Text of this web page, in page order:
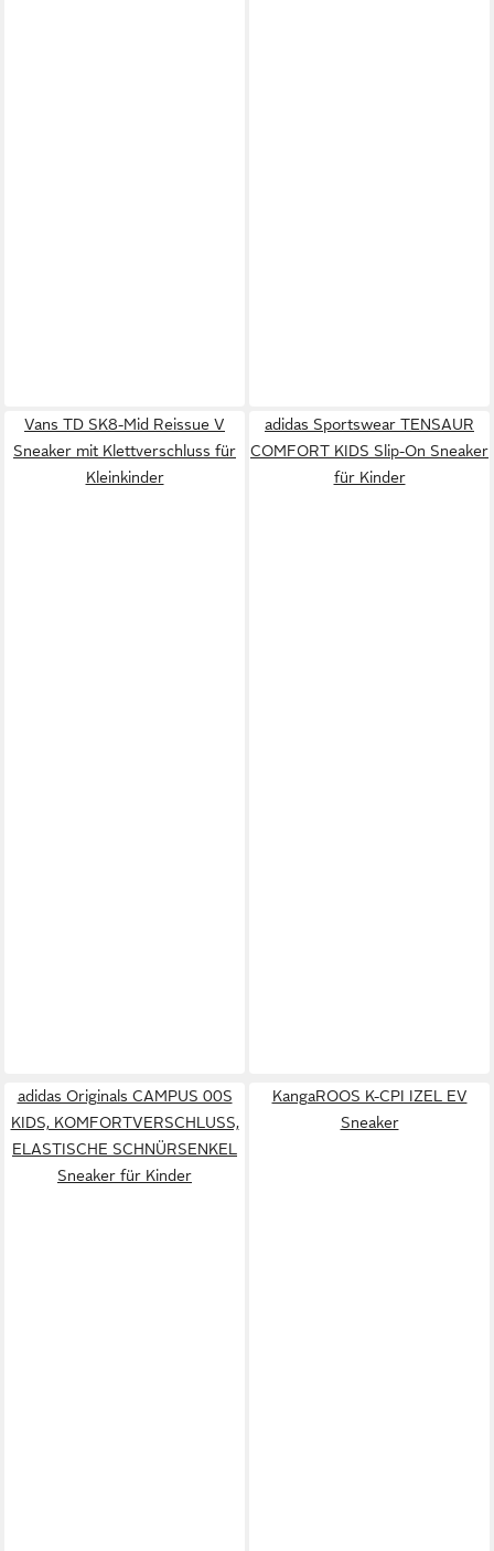
Vans TD SK8-Mid Reissue V
Sneaker mit Klettverschluss für
Kleinkinder
adidas Sportswear TENSAUR
COMFORT KIDS Slip-On Sneaker
für Kinder
adidas Originals CAMPUS 00S
KIDS, KOMFORTVERSCHLUSS,
ELASTISCHE SCHNÜRSENKEL
Sneaker für Kinder
KangaROOS K-CPI IZEL EV
Sneaker